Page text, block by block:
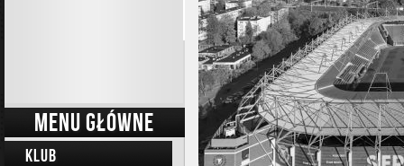
MENU GŁÓWNE
KLUB